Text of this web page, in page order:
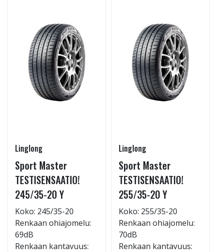
Linglong
Sport Master
TESTISENSAATIO!
245/35-20 Y
Koko: 245/35-20
Renkaan ohiajomelu:
69dB
Renkaan kantavuus:
Linglong
Sport Master
TESTISENSAATIO!
255/35-20 Y
Koko: 255/35-20
Renkaan ohiajomelu:
70dB
Renkaan kantavuus: